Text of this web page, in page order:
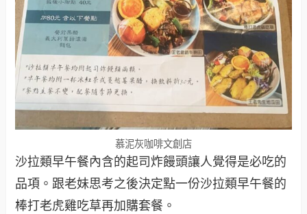
慕泥灰咖啡文創店
沙拉類早午餐內含的起司炸饅頭讓人覺得是必吃的
品項。跟老妹思考之後決定點一份沙拉類早午餐的
棒打老虎雞吃草再加購套餐。